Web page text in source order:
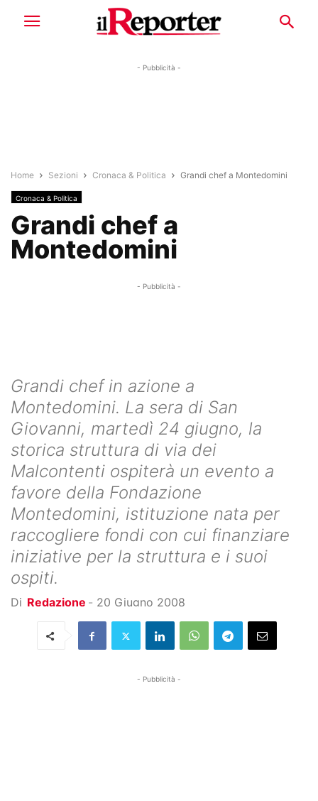
- Pubblicità -
Home Sezioni Cronaca & Politica Grandi chef a Montedomini
Cronaca & Politica
Grandi chef a
Montedomini
- Pubblicità -
Grandi chef in azione a
Montedomini. La sera di San
Giovanni, martedì 24 giugno, la
storica struttura di via dei
Malcontenti ospiterà un evento a
favore della Fondazione
Montedomini, istituzione nata per
raccogliere fondi con cui finanziare
iniziative per la struttura e i suoi
ospiti.
Di Redazione - 20 Giugno 2008
- Pubblicità -